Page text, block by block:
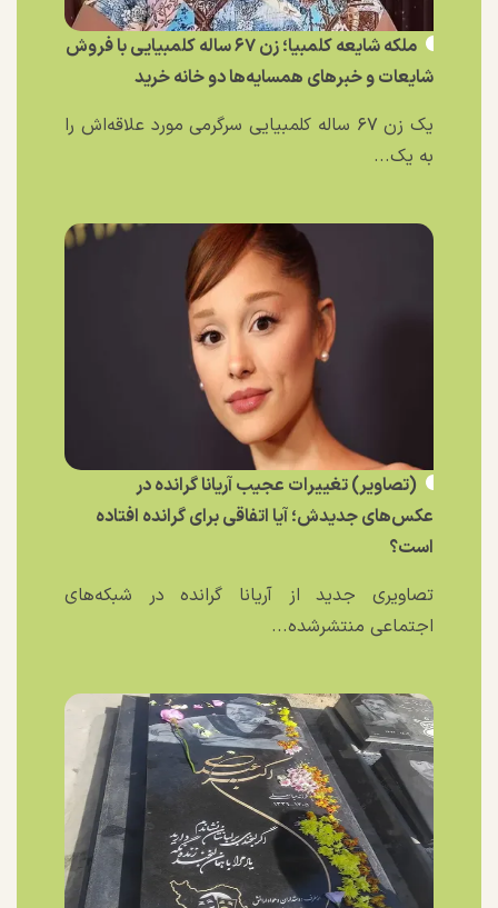
ملکه شایعه کلمبیا؛ زن ۶۷ ساله کلمبیایی با فروش
شایعات و خبر‌های همسایه‌ها دو خانه خرید
یک زن ۶۷ ساله کلمبیایی سرگرمی مورد علاقه‌اش را
به یک...
(تصاویر) تغییرات عجیب آریانا گرانده در
عکس‌های جدیدش؛ آیا اتفاقی برای گرانده افتاده
است؟
تصاویری جدید از آریانا گرانده در شبکه‌های
اجتماعی منتشرشده...